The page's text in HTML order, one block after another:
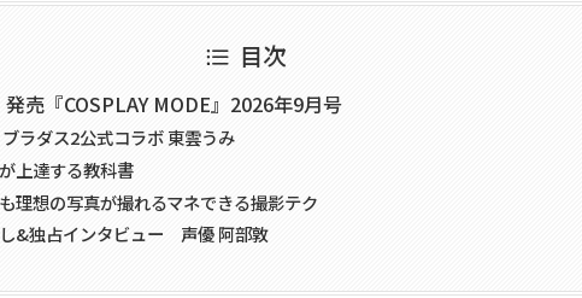
目次
売『COSPLAY MODE』2026年9月号
ラダス2公式コラボ 東雲うみ
上達する教科書
理想の写真が撮れるマネできる撮影テク
&独占インタビュー 声優 阿部敦